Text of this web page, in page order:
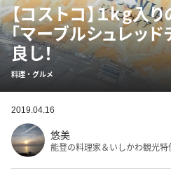
【コストコ】１kg入
「マーブルシュレッ
良し！
料理・グルメ
2019.04.16
悠美
能登の料理家＆いしかわ観光特